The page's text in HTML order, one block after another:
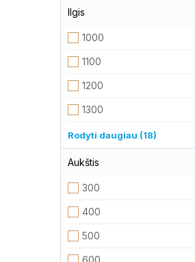
1058
1072
1074
1076
1117
Ilgis
1000
1100
1200
1300
1400
1500
1600
1700
1800
1900
Rodyti daugiau (18)
Aukštis
300
400
500
600